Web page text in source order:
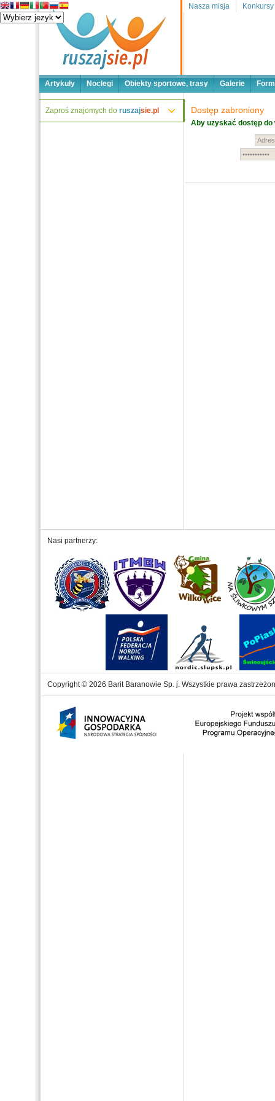
Nasza misja Konkursy
Artykuły Noclegi Obiekty sportowe, trasy Galerie
Zaproś znajomych do ruszajsie.pl Dostęp zabroniony
Aby uzyskać dostęp do
Nasi partnerzy:
Copyright © 2026 Barit Baranowie Sp. j. Wszystkie prawa